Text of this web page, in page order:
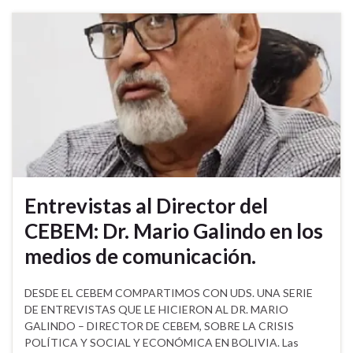
Entrevistas al Director del
CEBEM: Dr. Mario Galindo en los
medios de comunicación.
DESDE EL CEBEM COMPARTIMOS CON UDS. UNA SERIE
DE ENTREVISTAS QUE LE HICIERON AL DR. MARIO
GALINDO – DIRECTOR DE CEBEM, SOBRE LA CRISIS
POLÍTICA Y SOCIAL Y ECONÓMICA EN BOLIVIA. Las